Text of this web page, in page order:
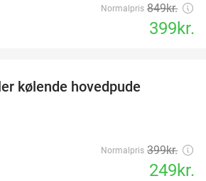
Normalpris 849kr.
399kr.
kølende hovedpude
Normalpris 399kr.
249kr.